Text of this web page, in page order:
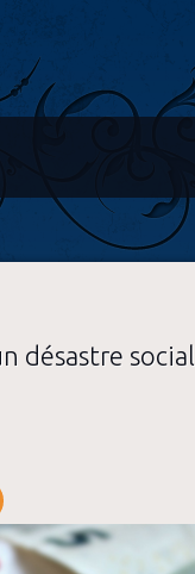
désastre social